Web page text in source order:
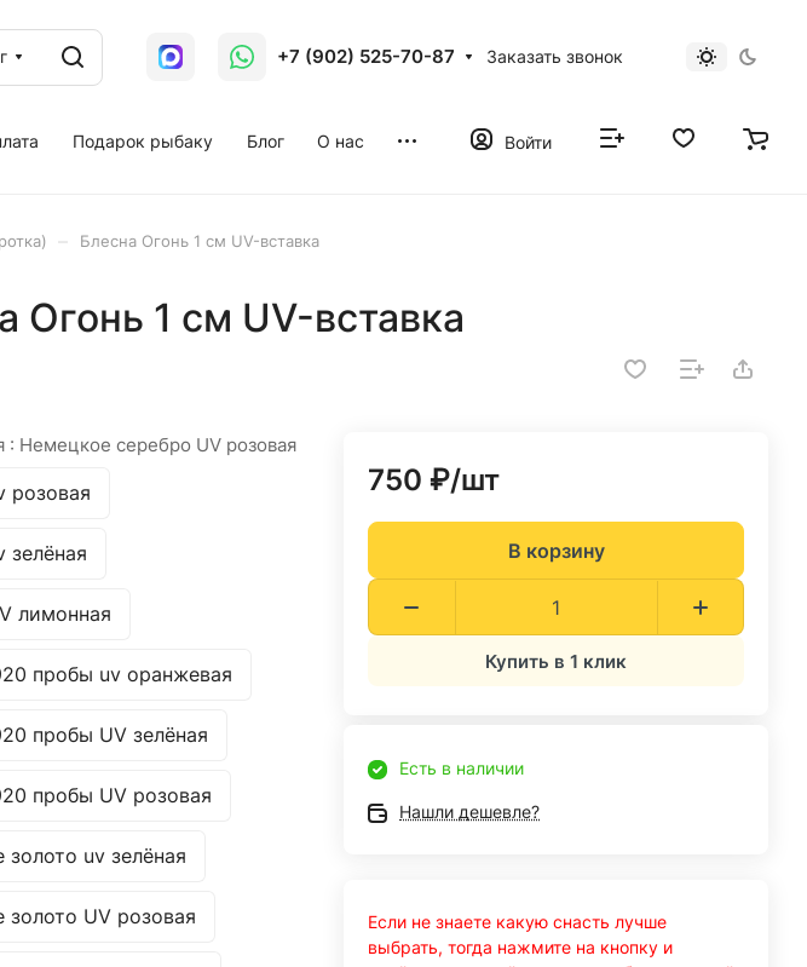
+7 (902) 525-70-87 Заказать звонок
Подарок рыбаку Блог О нас Войти
Блесна Огонь 1 см UV-вставка
Огонь 1 см UV-вставка
: Немецкое серебро UV розовая
розовая
зелёная
лимонная
пробы uv оранжевая
пробы UV зелёная
пробы UV розовая
золото uv зелёная
золото UV розовая
750 ₽/шт
В корзину
Купить в 1 клик
Есть в наличии
Нашли дешевле?
Если не знаете какую снасть лучше
выбрать, тогда нажмите на кнопку и